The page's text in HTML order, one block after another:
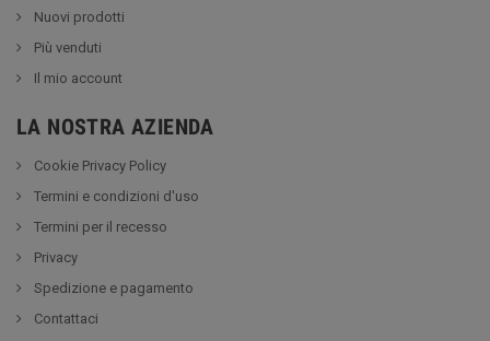
Nuovi prodotti
Più venduti
Il mio account
LA NOSTRA AZIENDA
Cookie Privacy Policy
Termini e condizioni d'uso
Termini per il recesso
Privacy
Spedizione e pagamento
Contattaci